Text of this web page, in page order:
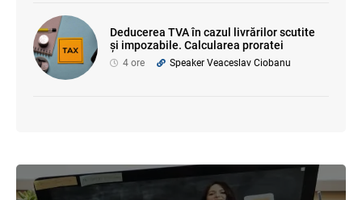
Deducerea TVA în cazul livrărilor scutite
și impozabile. Calcularea proratei
4 ore Speaker Veaceslav Ciobanu